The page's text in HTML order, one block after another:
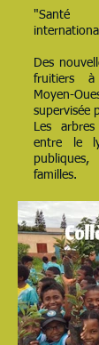
"Santé
Des
fruitiers à
Moyen-
supervisée
Les
entre le
familles.